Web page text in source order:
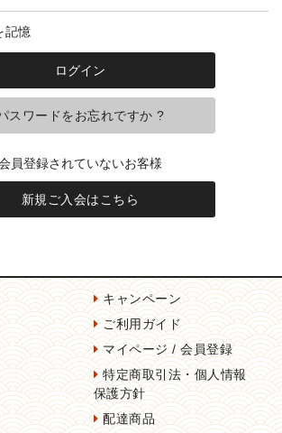
記憶
スワードをお忘れですか ?
員登録されていないお客様
新規ご入会はこちら
配達商品
キャンペーン
ご利用ガイド
マイページ / 会員登録
特定商取引法・個人情報
保護方針